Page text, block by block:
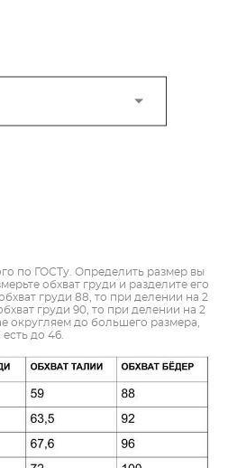
по ГОСТу. Определить размер вы
обхват груди и разделите его
груди 88, то при делении на 2
груди 90, то при делении на 2
округляем до большего размера,
есть до 46.